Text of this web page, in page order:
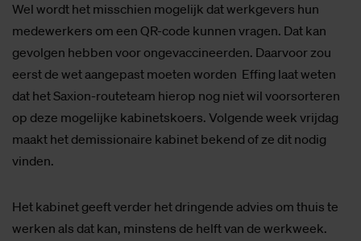
Wel wordt het misschien mogelijk dat werkgevers hun
medewerkers om een QR-code kunnen vragen. Dat kan
gevolgen hebben voor ongevaccineerden. Daarvoor zou
eerst de wet aangepast moeten worden Effing laat weten
dat het Saxion-routeteam hierop nog niet wil voorsorteren
op deze mogelijke kabinetskoers. Volgende week vrijdag
maakt het demissionaire kabinet bekend of ze dit nodig
vinden.
Het kabinet geeft verder het dringende advies om thuis te
werken als dat kan, minstens de helft van de werkweek.